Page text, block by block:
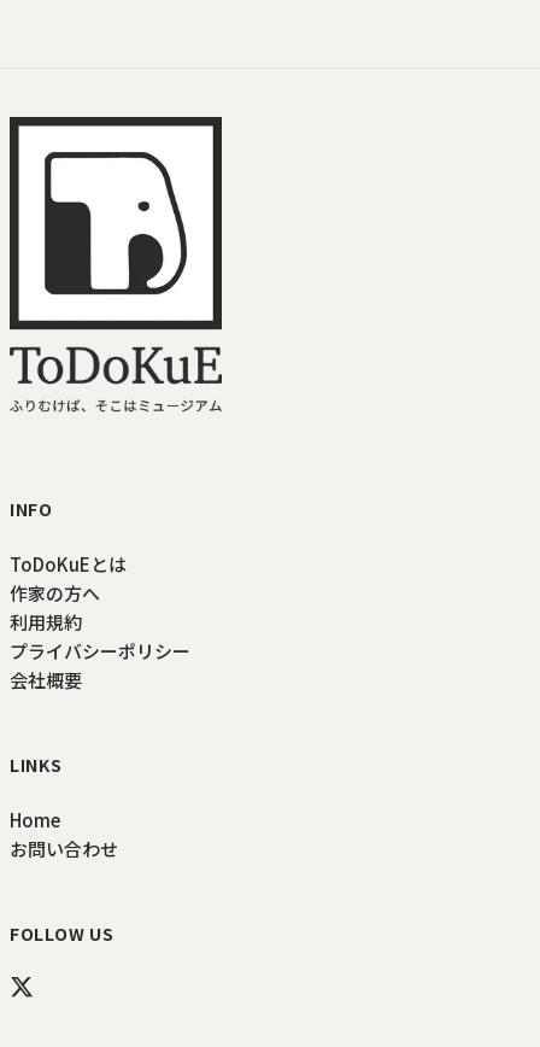
INFO
ToDoKuEとは
作家の方へ
利用規約
プライバシーポリシー
会社概要
LINKS
Home
お問い合わせ
FOLLOW US